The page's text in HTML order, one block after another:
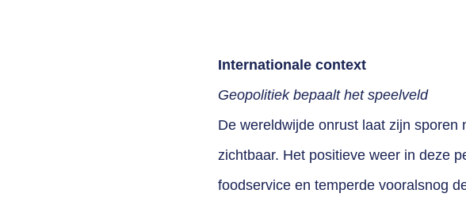
Internationale context
Geopolitiek bepaalt het speelveld
De wereldwijde onrust laat zijn
zichtbaar. Het positieve weer in deze
foodservice en temperde vooralsnog